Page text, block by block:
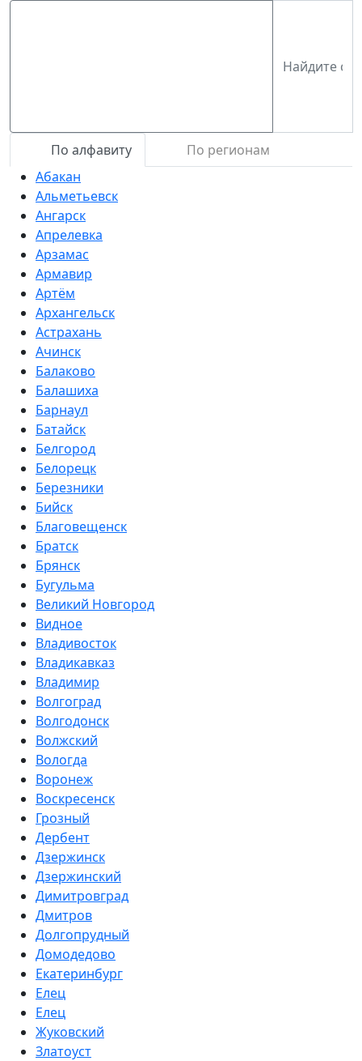
По алфавиту
По регионам
Абакан
Альметьевск
Ангарск
Апрелевка
Арзамас
Армавир
Артём
Архангельск
Астрахань
Ачинск
Балаково
Балашиха
Барнаул
Батайск
Белгород
Белорецк
Березники
Бийск
Благовещенск
Братск
Брянск
Бугульма
Великий Новгород
Видное
Владивосток
Владикавказ
Владимир
Волгоград
Волгодонск
Волжский
Вологда
Воронеж
Воскресенск
Грозный
Дербент
Дзержинск
Дзержинский
Димитровград
Дмитров
Долгопрудный
Домодедово
Екатеринбург
Елец
Елец
Жуковский
Златоуст